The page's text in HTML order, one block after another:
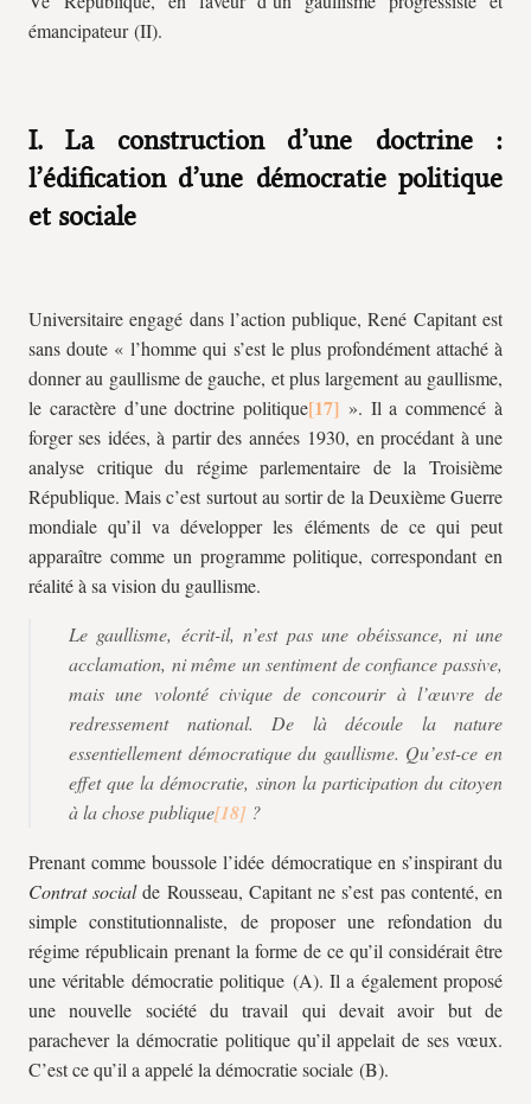
émancipateur (II).
I. La construction d’une doctrine :
l’édification d’une démocratie politique
et sociale
Universitaire engagé dans l’action publique, René Capitant est
sans doute « l’homme qui s’est le plus profondément attaché à
donner au gaullisme de gauche, et plus largement au gaullisme,
le caractère d’une doctrine politique
». Il a commencé à
forger ses idées, à partir des années 1930, en procédant à une
analyse critique du régime parlementaire de la Troisième
République. Mais c’est surtout au sortir de la Deuxième Guerre
mondiale qu’il va développer les éléments de ce qui peut
apparaître comme un programme politique, correspondant en
réalité à sa vision du gaullisme.
Le gaullisme, écrit-il, n’est pas une obéissance, ni une
acclamation, ni même un sentiment de confiance passive,
mais une volonté civique de concourir à l’œuvre de
redressement national. De là découle la nature
essentiellement démocratique du gaullisme. Qu’est-ce en
effet que la démocratie, sinon la participation du citoyen
à la chose publique
?
Prenant comme boussole l’idée démocratique en s’inspirant du
Contrat socialde Rousseau, Capitant ne s’est pas contenté, en
simple constitutionnaliste, de proposer une refondation du
régime républicain prenant la forme de ce qu’il considérait être
une véritable démocratie politique (A). Il a également proposé
une nouvelle société du travail qui devait avoir but de
parachever la démocratie politique qu’il appelait de ses vœux.
C’est ce qu’il a appelé la démocratie sociale (B).